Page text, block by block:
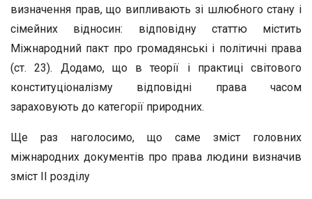
визначення прав, що випливають зі шлюбного стану і
сімейних відносин: відповідну статтю містить
Міжнародний пакт про громадянські і політичні права
(ст. 23). Додамо, що в теорії і практиці світового
конституціоналізму відповідні права часом
зараховують до категорії природних.
Ще раз наголосимо, що саме зміст головних
міжнародних документів про права людини визначив
зміст II розділу